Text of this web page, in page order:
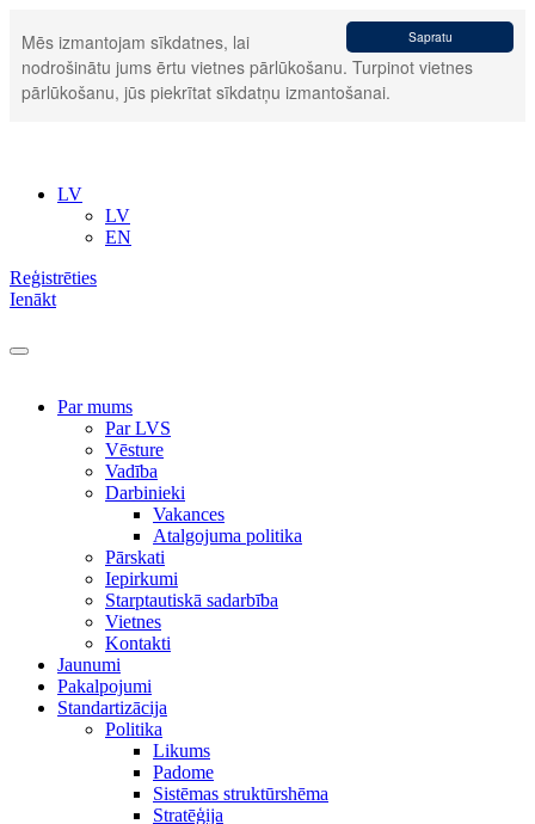
Sapratu
Mēs izmantojam sīkdatnes, lai
nodrošinātu jums ērtu vietnes pārlūkošanu. Turpinot vietnes
pārlūkošanu, jūs piekrītat sīkdatņu izmantošanai.
LV
LV
EN
Reģistrēties
Ienākt
Par mums
Par LVS
Vēsture
Vadība
Darbinieki
Vakances
Atalgojuma politika
Pārskati
Iepirkumi
Starptautiskā sadarbība
Vietnes
Kontakti
Jaunumi
Pakalpojumi
Standartizācija
Politika
Likums
Padome
Sistēmas struktūrshēma
Stratēģija